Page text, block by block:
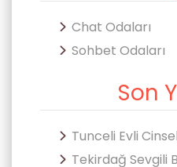
Chat Odaları
Sohbet Odaları
Son
Tunceli Evli
Tekirdağ Sevgili